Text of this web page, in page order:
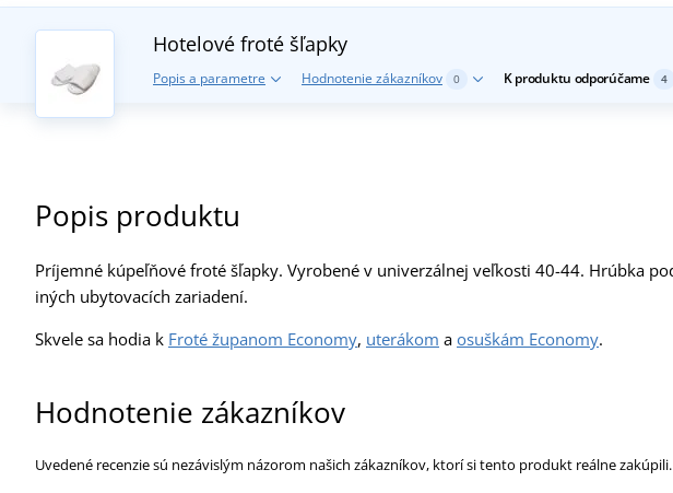
Hotelové froté šľapky
Popis a parametre Hodnotenie zákazníkov 0 K produktu odporúčame 4
Popis produktu
Príjemné kúpeľňové froté šľapky. Vyrobené v univerzálnej veľkosti 40-44. Hrúbka
iných ubytovacích zariadení.
Skvele sa hodia k Froté županom Economy, uterákom a osuškám Economy.
Hodnotenie zákazníkov
Uvedené recenzie sú nezávislým názorom našich zákazníkov, ktorí si tento produkt reálne zakúpili.